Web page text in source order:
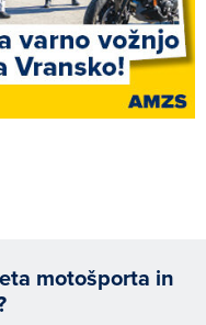
motošporta in